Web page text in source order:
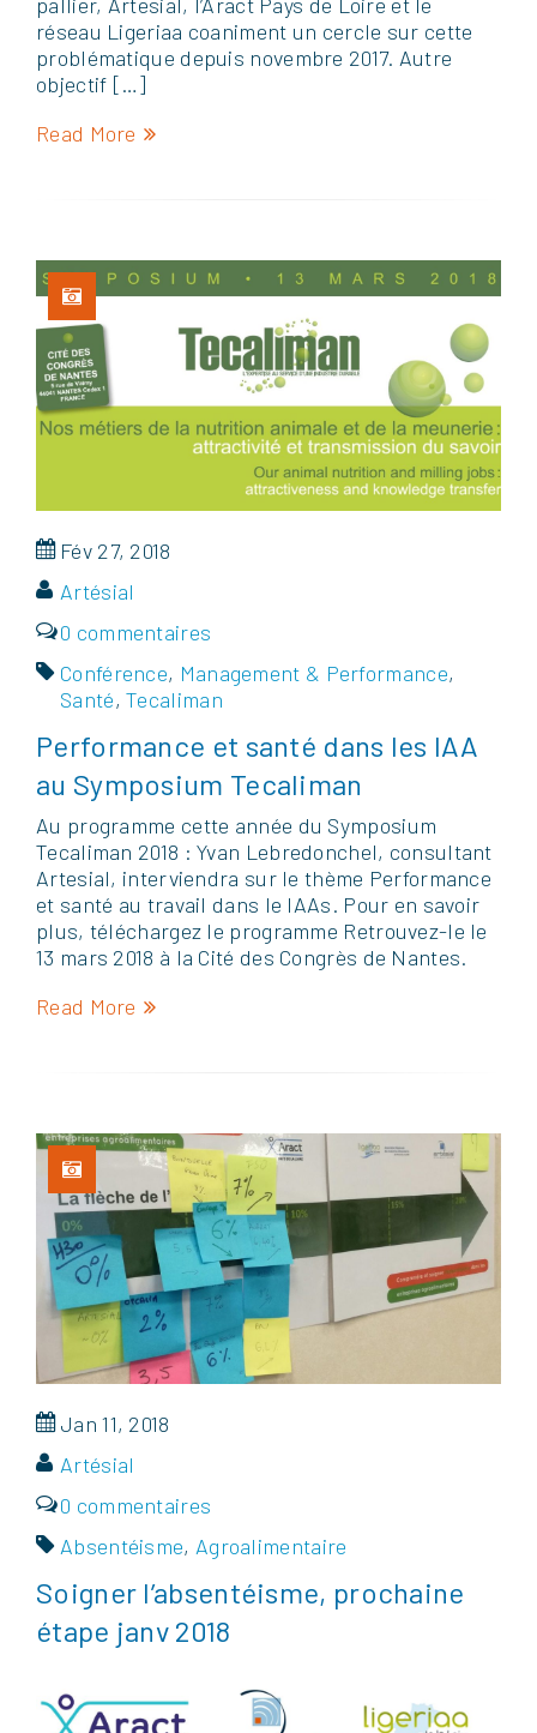
réseau Ligeriaa coaniment un cercle sur cette
problématique depuis novembre 2017. Autre
objectif […]
Read More
Fév 27, 2018
Artésial
0 commentaires
Conférence, Management & Performance,
Santé,Tecaliman
Performance et santé dans les IAA
au Symposium Tecaliman
Au programme cette année du Symposium
Tecaliman 2018 : Yvan Lebredonchel, consultant
Artesial, interviendra sur le thème Performance
et santé au travail dans le IAAs. Pour en savoir
plus, téléchargez le programme Retrouvez-le le
13 mars 2018 à la Cité des Congrès de Nantes.
Read More
Jan 11, 2018
Artésial
0 commentaires
Absentéisme, Agroalimentaire
Soigner l’absentéisme, prochaine
étape janv 2018